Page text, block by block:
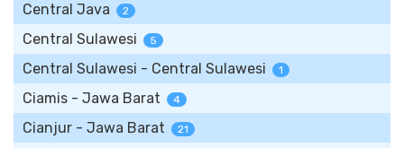
Central Java 2
Central Sulawesi 5
Central Sulawesi - Central Sulawesi 1
Ciamis - Jawa Barat 4
Cianjur - Jawa Barat 21